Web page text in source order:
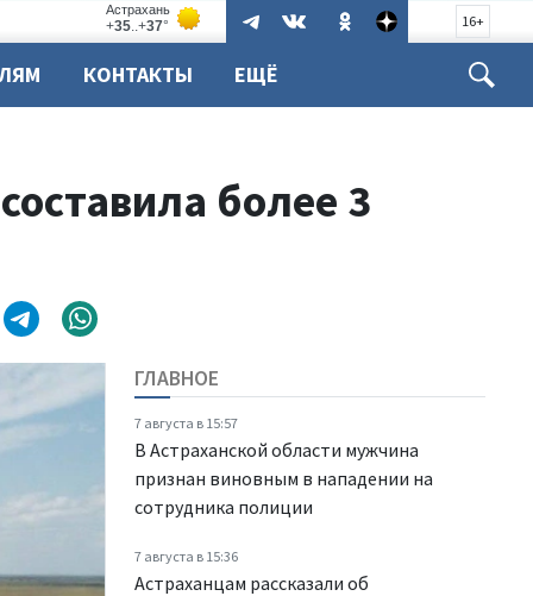
16+
КОНТАКТЫ ЕЩЁ
более 3
ГЛАВНОЕ
7 августа в 15:57
В Астраханской области мужчина
признан виновным в нападении на
сотрудника полиции
7 августа в 15:36
Астраханцам рассказали об